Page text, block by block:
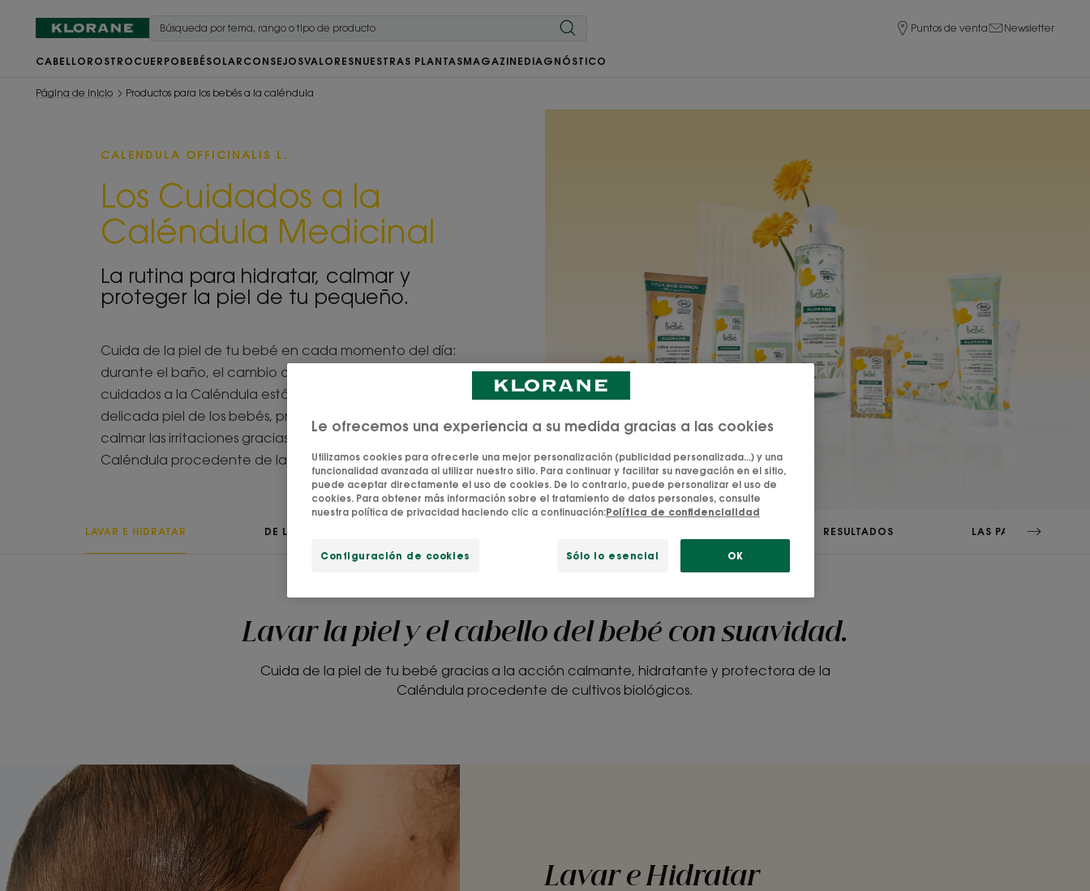
Puntos de venta Newsletter
CABELLO ROSTRO CUERPO BEBÉ SOLAR CONSEJOSVALORESNUESTRAS PLANTASMAGAZINE DIAGNÓSTICO
Página de inicio Productos para los bebés a la caléndula
CALENDULA OFFICINALIS L.
Los Cuidados a la
Caléndula Medicinal
La rutina para hidratar, calmar y
proteger la piel de tu pequeño.
Cuida de la piel de tu bebé en cada momento del día:
durante el baño, el cambio de pañal y el aseo. Los
cuidados a la Caléndula están formulados para respetar la
delicada piel de los bebés, protegerla de la sequedad y
calmar las irritaciones gracias a la acción calmante de la
Caléndula procedente de la agricultura biológica.
LAVAR E HIDRATAR DE LA MISMA GAMA RESULTADOS LAS PALABRAS DEL
Lavar la piel y el cabello del bebé con suavidad.
Cuida de la piel de tu bebé gracias a la acción calmante, hidratante y protectora de la
Caléndula procedente de cultivos biológicos.
Lavar e Hidratar
Le ofrecemos una experiencia a su medida gracias a las cookies
Utilizamos cookies para ofrecerle una mejor personalización (publicidad personalizada...) y una
funcionalidad avanzada al utilizar nuestro sitio. Para continuar y facilitar su navegación en el sitio,
puede aceptar directamente el uso de cookies. De lo contrario, puede personalizar el uso de
cookies. Para obtener más información sobre el tratamiento de datos personales, consulte
nuestra política de privacidad haciendo clic a continuación:Política de confidencialidad
Configuración de cookies Sólo lo esencial OK